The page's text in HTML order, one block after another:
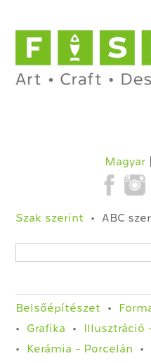
Magyar
Szak szerint ABC
Belsőépítészet
Grafika
Illusztráció
Kerámia - Porcelán